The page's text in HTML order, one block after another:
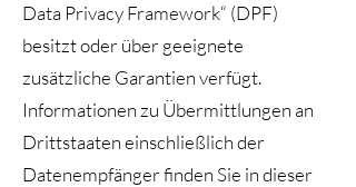
Data Privacy Framework“ (DPF)
besitzt oder über geeignete
zusätzliche Garantien verfügt.
Informationen zu Übermittlungen an
Drittstaaten einschließlich der
Datenempfänger finden Sie in dieser